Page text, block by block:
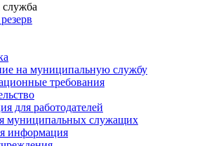
на муниципальную службу
требования
для работодателей
муниципальных служащих
информация